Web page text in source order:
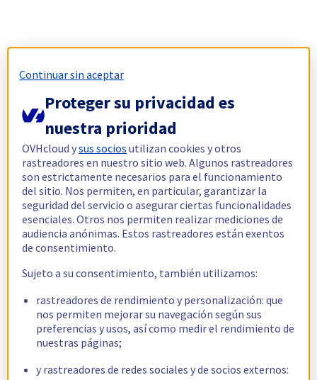
Continuar sin aceptar
Proteger su privacidad es
nuestra prioridad
OVHcloud ysus socios utilizan cookies y otros
rastreadores en nuestro sitio web. Algunos rastreadores
son estrictamente necesarios para el funcionamiento
del sitio. Nos permiten, en particular, garantizar la
seguridad del servicio o asegurar ciertas funcionalidades
esenciales. Otros nos permiten realizar mediciones de
audiencia anónimas. Estos rastreadores están exentos
de consentimiento.
Sujeto a su consentimiento, también utilizamos:
rastreadores de rendimiento y personalización: que
nos permiten mejorar su navegación según sus
preferencias y usos, así como medir el rendimiento de
nuestras páginas;
y rastreadores de redes sociales y de socios externos: